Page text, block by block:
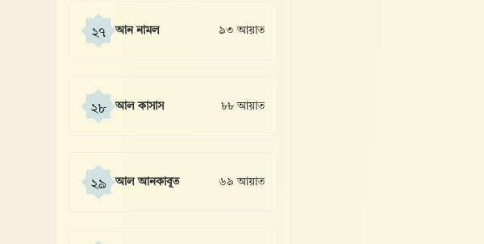
২৭ আন নামল ৯৩ আয়াত
২৮ আল কাসাস ৮৮ আয়াত
২৯ আল আনকাবূত ৬৯ আয়াত